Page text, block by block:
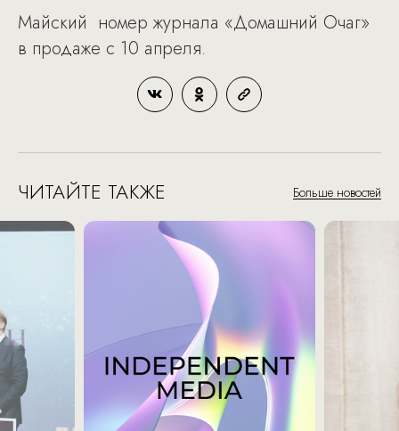
Майский номер журнала «Домашний Очаг»
в продаже с 10 апреля.
ЧИТАЙТЕ ТАКЖЕ Больше новостей